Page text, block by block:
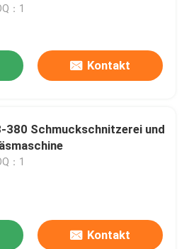
：1
Kontakt
380 Schmuckschnitzerei und
：1
Kontakt